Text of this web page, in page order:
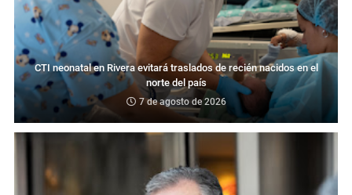
CTI neonatal en Rivera evitará traslados de recién nacidos en el
norte del país
7 de agosto de 2026